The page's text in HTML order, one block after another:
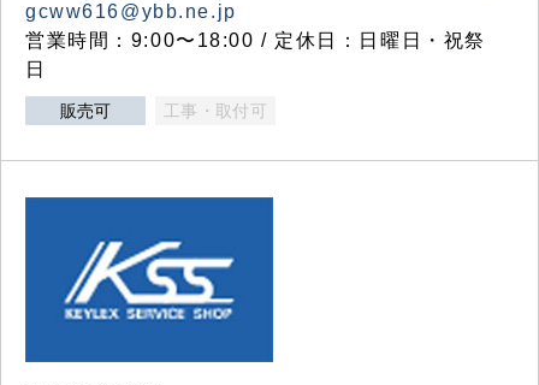
gcww616@ybb.ne.jp
営業時間：9:00〜18:00 / 定休日：日曜日・祝祭
日
販売可 工事・取付可